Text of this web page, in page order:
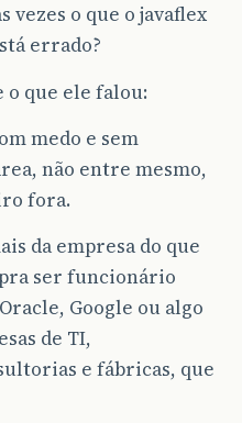
vezes o que o javaflex
errado?
que ele falou:
medo e sem
não entre mesmo,
fora.
da empresa do que
ser funcionário
Google ou algo
de TI,
e fábricas, que